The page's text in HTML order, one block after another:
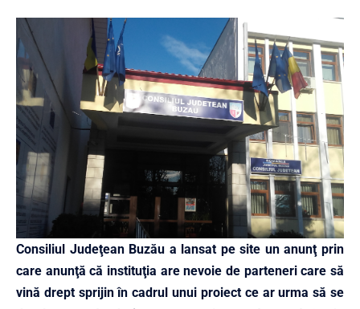
Consiliul Judeţean Buzău a lansat pe site un anunţ prin
care anunţă că instituţia are nevoie de parteneri care să
vină drept sprijin în cadrul unui proiect ce ar urma să se